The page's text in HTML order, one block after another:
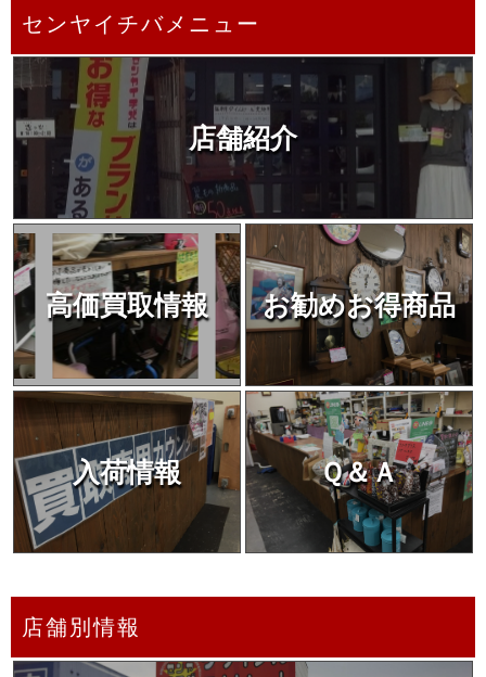
センヤイチバメニュー
店舗紹介
高価買取情報 お勧めお得商品
入荷情報 Ｑ＆Ａ
店舗別情報